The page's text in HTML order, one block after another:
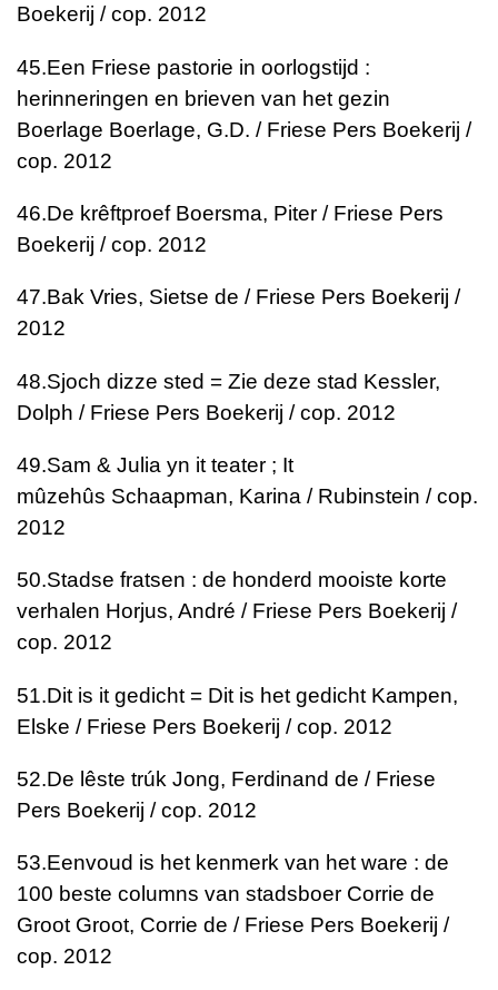
Boekerij / cop. 2012
45.Een Friese pastorie in oorlogstijd :
herinneringen en brieven van het gezin
Boerlage Boerlage, G.D. / Friese Pers Boekerij /
cop. 2012
46.De krêftproef Boersma, Piter / Friese Pers
Boekerij / cop. 2012
47.Bak Vries, Sietse de / Friese Pers Boekerij /
2012
48.Sjoch dizze sted = Zie deze stad Kessler,
Dolph / Friese Pers Boekerij / cop. 2012
49.Sam & Julia yn it teater ; It
mûzehûs Schaapman, Karina / Rubinstein / cop.
2012
50.Stadse fratsen : de honderd mooiste korte
verhalen Horjus, André / Friese Pers Boekerij /
cop. 2012
51.Dit is it gedicht = Dit is het gedicht Kampen,
Elske / Friese Pers Boekerij / cop. 2012
52.De lêste trúk Jong, Ferdinand de / Friese
Pers Boekerij / cop. 2012
53.Eenvoud is het kenmerk van het ware : de
100 beste columns van stadsboer Corrie de
Groot Groot, Corrie de / Friese Pers Boekerij /
cop. 2012